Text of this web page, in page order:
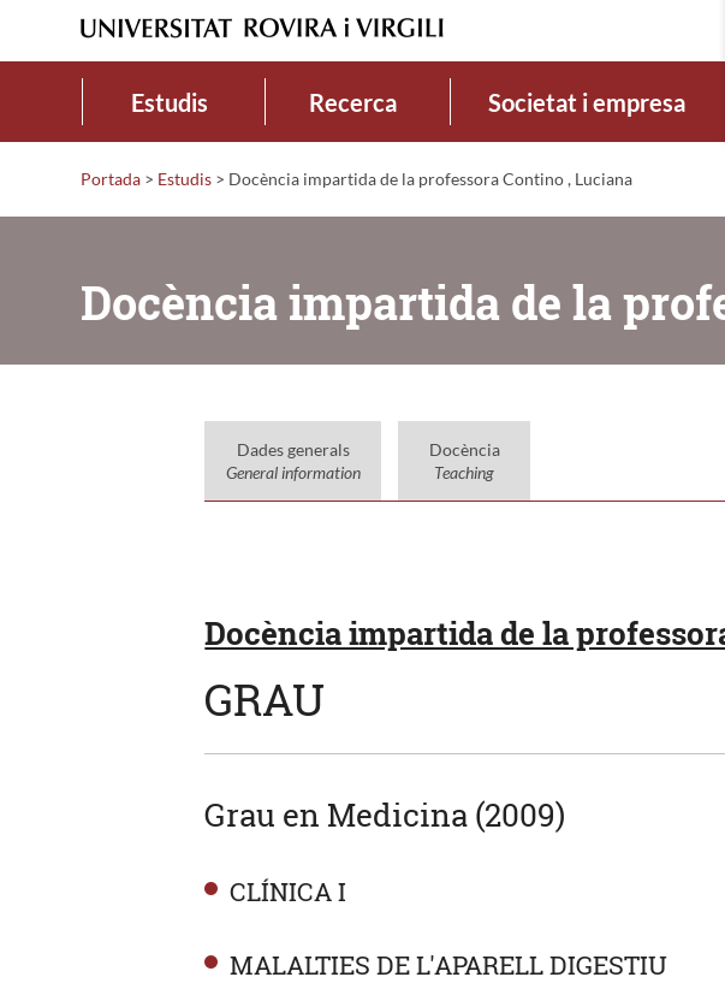
Estudis Recerca Societat i empresa
Portada > Estudis > Docència impartida de la professora Contino , Luciana
Docència impartida de la
Dades generals
General information
Docència
Teaching
Docència impartida de la
GRAU
Grau en Medicina (2009)
CLÍNICA I
MALALTIES DE L'APARELL DIGESTIU